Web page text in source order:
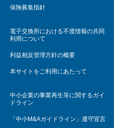
保険募集指針
電子交換所における不渡情報の共同
利用について
利益相反管理方針の概要
本サイトをご利用にあたって
中小企業の事業再生等に関するガイ
ドライン
「中小M&Aガイドライン」遵守宣言